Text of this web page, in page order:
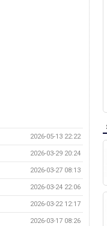
2026-05-13 22:22
2026-03-29 20:24
2026-03-27 08:13
2026-03-24 22:06
2026-03-22 12:17
2026-03-17 08:26